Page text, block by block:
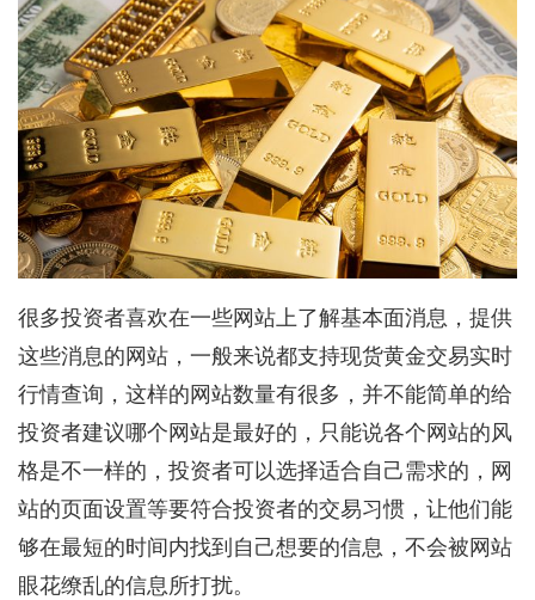
很多投资者喜欢在一些网站上了解基本面消息，提供
这些消息的网站，一般来说都支持现货黄金交易实时
行情查询，这样的网站数量有很多，并不能简单的给
投资者建议哪个网站是最好的，只能说各个网站的风
格是不一样的，投资者可以选择适合自己需求的，网
站的页面设置等要符合投资者的交易习惯，让他们能
够在最短的时间内找到自己想要的信息，不会被网站
眼花缭乱的信息所打扰。